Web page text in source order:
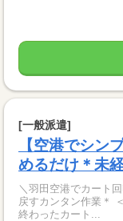
[一般派遣]
【空港でシ
めるだけ＊未
＼羽田空港でカート
戻すカンタン作業＊ ＜具体的には＞ 働く場所は羽田空港内…！ 使い
終わったカート...